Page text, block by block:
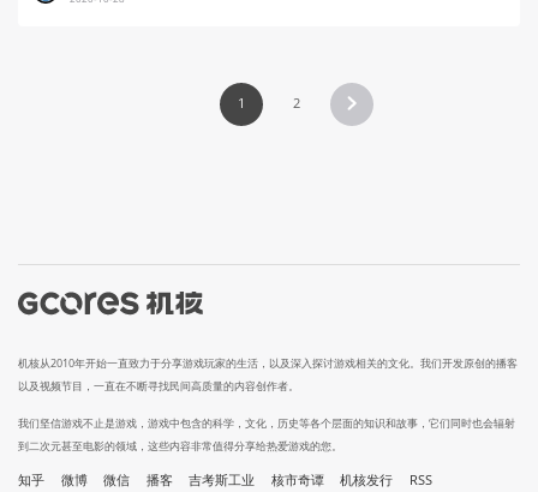
1 2
机核从2010年开始一直致力于分享游戏玩家的生活，以及深入探讨游戏相关的文化。我们开发原创的播客
以及视频节目，一直在不断寻找民间高质量的内容创作者。
我们坚信游戏不止是游戏，游戏中包含的科学，文化，历史等各个层面的知识和故事，它们同时也会辐射
到二次元甚至电影的领域，这些内容非常值得分享给热爱游戏的您。
知乎 微博 微信 播客 吉考斯工业 核市奇谭 机核发行 RSS